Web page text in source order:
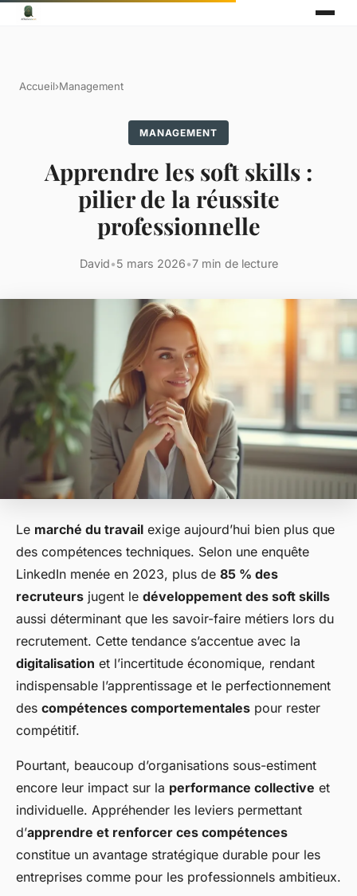
Accueil›Management
MANAGEMENT
Apprendre les soft skills :
pilier de la réussite
professionnelle
David•5 mars 2026•7 min de lecture
Le marché du travail exige aujourd’hui bien plus que
des compétences techniques. Selon une enquête
LinkedIn menée en 2023, plus de 85 % des
recruteurs jugent le développement des soft skills
aussi déterminant que les savoir-faire métiers lors du
recrutement. Cette tendance s’accentue avec la
digitalisation et l’incertitude économique, rendant
indispensable l’apprentissage et le perfectionnement
des compétences comportementales pour rester
compétitif.
Pourtant, beaucoup d’organisations sous-estiment
encore leur impact sur la performance collective et
individuelle. Appréhender les leviers permettant
d’apprendre et renforcer ces compétences
constitue un avantage stratégique durable pour les
entreprises comme pour les professionnels ambitieux.